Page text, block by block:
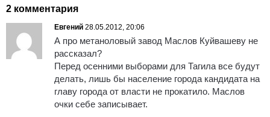
2 комментария
Евгений 28.05.2012, 20:06
А про метаноловый завод Маслов Куйвашеву не
рассказал?
Перед осенними выборами для Тагила все будут
делать, лишь бы население города кандидата на
главу города от власти не прокатило. Маслов
очки себе записывает.